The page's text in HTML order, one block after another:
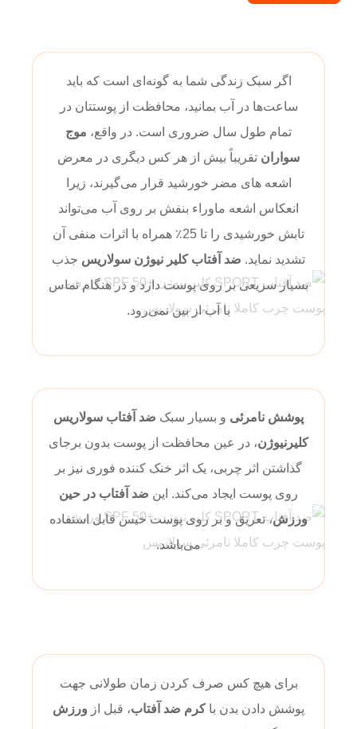
اگر سبک زندگی شما به گونه‌ای است که باید
ساعت‌ها در آب بمانید، محافظت از پوستتان در
تمام طول سال ضروری است. در واقع، موج
سواران تقریباً بیش از هر کس دیگری در معرض
اشعه های مضر خورشید قرار می‌گیرند، زیرا
انعکاس اشعه ماوراء بنفش بر روی آب می‌تواند
تابش خورشیدی را تا 25٪ همراه با اثرات منفی آن
تشدید نماید. ضد آفتاب کلیر نیوژن سولاریس جذب
بسیار سریعی بر روی پوست دارد و در هنگام تماس
با آب از بین نمی‌رود.
پوشش نامرئی و بسیار سبک ضد آفتاب سولاریس
کلیرنیوژن، در عین محافظت از پوست بدون برجای
گذاشتن اثر چربی، یک اثر خنک کننده فوری نیز بر
روی پوست ایجاد می‌کند. این ضد آفتاب در حین
ورزش، تعریق و بر روی پوست خیس قابل استفاده
می‌باشد.
برای هیچ کس صرف کردن زمان طولانی جهت
پوشش دادن بدن باکرم ضد آفتاب، قبل از ورزش